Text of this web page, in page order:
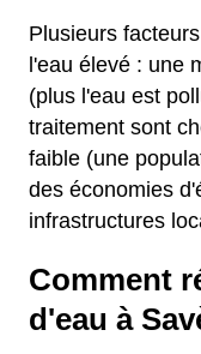
Plusieurs
l'eau élevé : une
(plus l'eau est
traitement sont
faible (une
des économies
infrastructures
Comment
d'eau à